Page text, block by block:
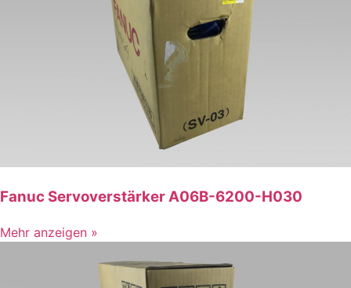
Fanuc Servoverstärker A06B-6200-H030
Mehr anzeigen »